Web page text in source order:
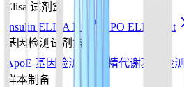
Elisa 试剂盒
Insulin ELISA Kit
EPO ELISA Kit
基因检测试剂盒
ApoE 基因检测
酒精代谢基因检测
样本制备